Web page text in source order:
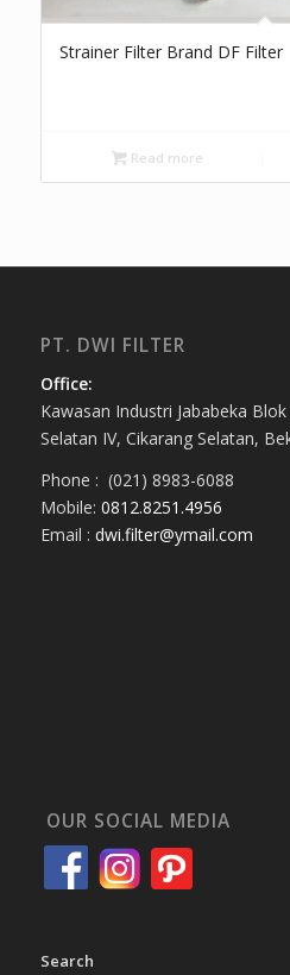
Strainer Filter Brand DF Filter
Read more
PT. DWI FILTER
Office:
Kawasan Industri Jababeka Blok
Selatan IV, Cikarang Selatan,
Phone : (021) 8983-6088
Mobile: 0812.8251.4956
Email : dwi.filter@ymail.com
OUR SOCIAL MEDIA
Search